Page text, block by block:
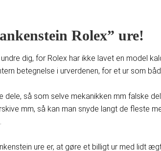
Rolex” ure!
dig, for Rolex har ikke lavet en model
betegnelse i urverdenen, for et ur som
dele, så som selve mekanikken mm falske
mm, så kan man snyde langt de fleste
ure er, at gøre et billigt ur med lidt